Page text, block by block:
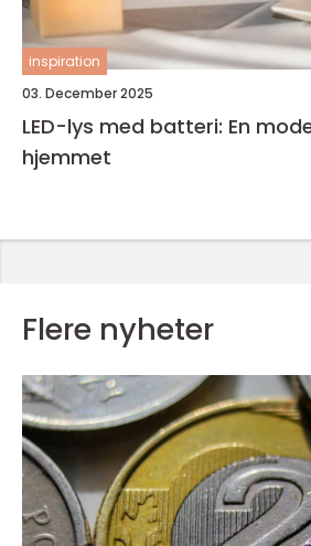
inspiration
03. December 2025
LED-lys med batteri: En
hjemmet
Flere nyheter